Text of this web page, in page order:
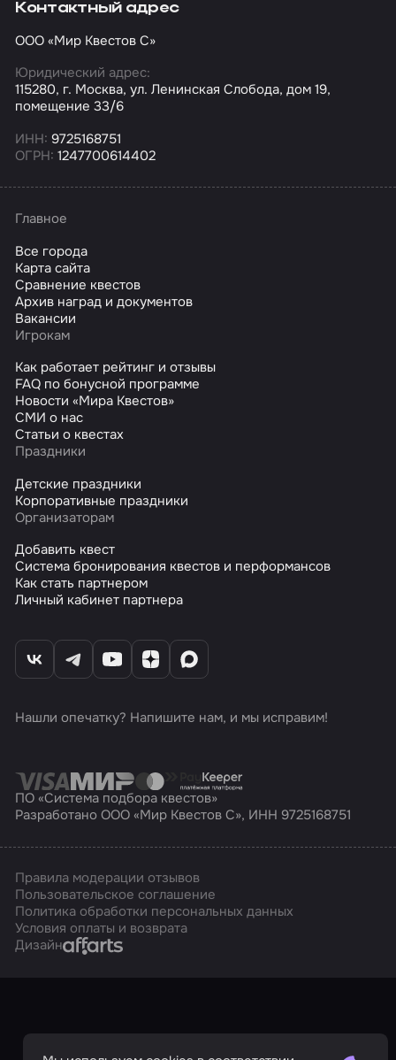
Контактный адрес
ООО «Мир Квестов С»
Юридический адрес:
115280, г. Москва, ул. Ленинская Слобода, дом 19,
помещение 33/6
ИНН: 9725168751
ОГРН: 1247700614402
Главное
Все города
Карта сайта
Сравнение квестов
Архив наград и документов
Вакансии
Игрокам
Как работает рейтинг и отзывы
FAQ по бонусной программе
Новости «Мира Квестов»
СМИ о нас
Статьи о квестах
Праздники
Детские праздники
Корпоративные праздники
Организаторам
Добавить квест
Система бронирования квестов и перформансов
Как стать партнером
Личный кабинет партнера
Нашли опечатку? Напишите нам, и мы исправим!
ПО «Система подбора квестов»
Разработано ООО «Мир Квестов С», ИНН 9725168751
Правила модерации отзывов
Пользовательское соглашение
Политика обработки персональных данных
Условия оплаты и возврата
ДизайнAffarts